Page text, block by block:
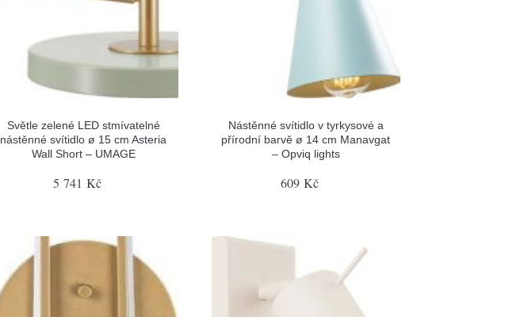
Světle zelené LED stmívatelné
nástěnné svítidlo ø 15 cm Asteria
Wall Short – UMAGE
5 741 Kč
Nástěnné svítidlo v tyrkysové a
přírodní barvě ø 14 cm Manavgat
– Opviq lights
609 Kč